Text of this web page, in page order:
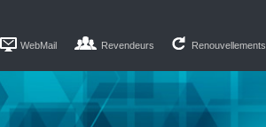
WebMail Revendeurs Renouvellements